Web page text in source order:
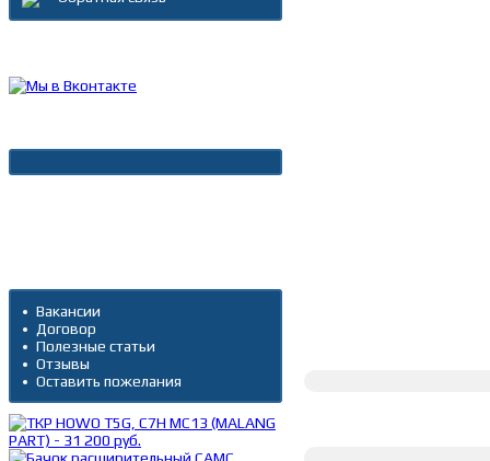
Вакансии
Договор
Полезные статьи
Отзывы
Оставить пожелания